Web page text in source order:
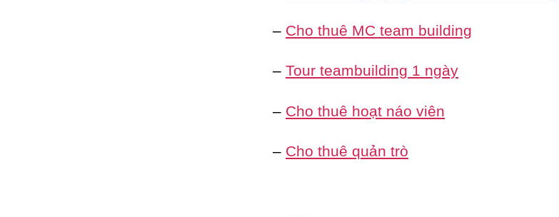
– Cho thuê MC team building
– Tour teambuilding 1 ngày
– Cho thuê hoạt náo viên
– Cho thuê quản trò